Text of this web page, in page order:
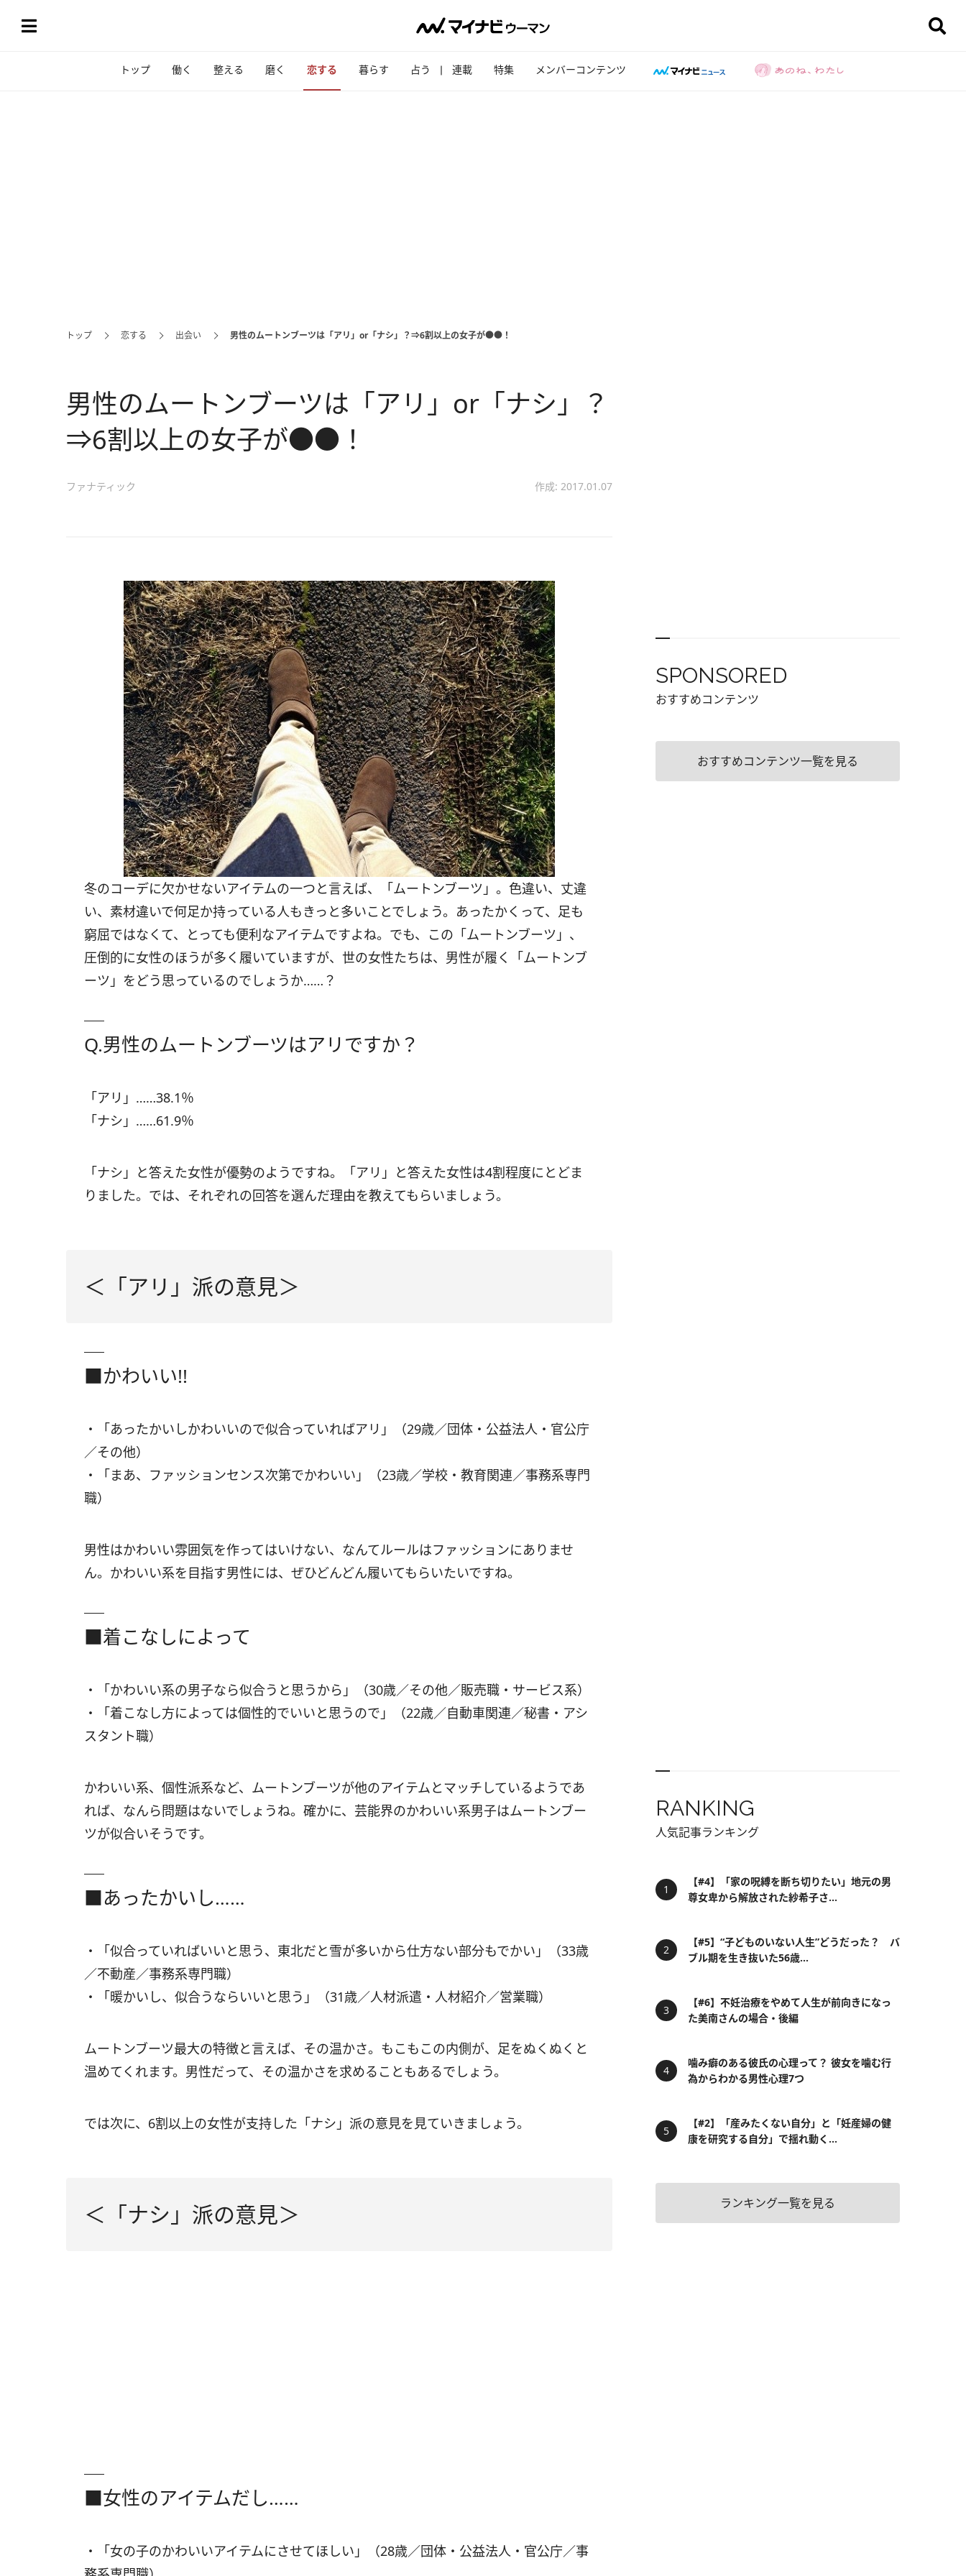
トップ 働く 整える 磨く 恋する 暮らす 占う 連載 特集 メンバーコンテンツ
トップ 恋する 出会い 男性のムートンブーツは「アリ」or「ナシ」？⇒6割以上の女子が●●！
男性のムートンブーツは「アリ」or「ナシ」？
⇒6割以上の女子が●●！
ファナティック 作成: 2017.01.07
冬のコーデに欠かせないアイテムの一つと言えば、「ムートンブーツ」。色違い、丈違
い、素材違いで何足か持っている人もきっと多いことでしょう。あったかくって、足も
窮屈ではなくて、とっても便利なアイテムですよね。でも、この「ムートンブーツ」、
圧倒的に女性のほうが多く履いていますが、世の女性たちは、男性が履く「ムートンブ
ーツ」をどう思っているのでしょうか……？
Q.男性のムートンブーツはアリですか？
「アリ」……38.1％
「ナシ」……61.9％
「ナシ」と答えた女性が優勢のようですね。「アリ」と答えた女性は4割程度にとどま
りました。では、それぞれの回答を選んだ理由を教えてもらいましょう。
＜「アリ」派の意見＞
■かわいい!!
・「あったかいしかわいいので似合っていればアリ」（29歳／団体・公益法人・官公庁
／その他）
・「まあ、ファッションセンス次第でかわいい」（23歳／学校・教育関連／事務系専門
職）
男性はかわいい雰囲気を作ってはいけない、なんてルールはファッションにありませ
ん。かわいい系を目指す男性には、ぜひどんどん履いてもらいたいですね。
■着こなしによって
・「かわいい系の男子なら似合うと思うから」（30歳／その他／販売職・サービス系）
・「着こなし方によっては個性的でいいと思うので」（22歳／自動車関連／秘書・アシ
スタント職）
かわいい系、個性派系など、ムートンブーツが他のアイテムとマッチしているようであ
れば、なんら問題はないでしょうね。確かに、芸能界のかわいい系男子はムートンブー
ツが似合いそうです。
■あったかいし……
・「似合っていればいいと思う、東北だと雪が多いから仕方ない部分もでかい」（33歳
／不動産／事務系専門職）
・「暖かいし、似合うならいいと思う」（31歳／人材派遣・人材紹介／営業職）
ムートンブーツ最大の特徴と言えば、その温かさ。もこもこの内側が、足をぬくぬくと
温めてくれます。男性だって、その温かさを求めることもあるでしょう。
では次に、6割以上の女性が支持した「ナシ」派の意見を見ていきましょう。
＜「ナシ」派の意見＞
■女性のアイテムだし……
・「女の子のかわいいアイテムにさせてほしい」（28歳／団体・公益法人・官公庁／事
SPONSORED
おすすめコンテンツ
おすすめコンテンツ一覧を見る
RANKING
人気記事ランキング
【#4】「家の呪縛を断ち切りたい」地元の男
尊女卑から解放された紗希子さ...
【#5】“子どものいない人生”どうだった？ バ
ブル期を生き抜いた56歳...
【#6】不妊治療をやめて人生が前向きになっ
た美南さんの場合・後編
噛み癖のある彼氏の心理って？ 彼女を噛む行
為からわかる男性心理7つ
【#2】「産みたくない自分」と「妊産婦の健
康を研究する自分」で揺れ動く...
ランキング一覧を見る